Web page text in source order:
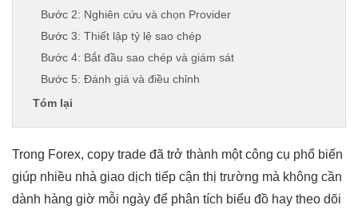
Bước 2: Nghiên cứu và chọn Provider
Bước 3: Thiết lập tỷ lệ sao chép
Bước 4: Bắt đầu sao chép và giám sát
Bước 5: Đánh giá và điều chỉnh
Tóm lại
Trong Forex, copy trade đã trở thành một công cụ phổ biến
giúp nhiều nhà giao dịch tiếp cận thị trường mà không cần
dành hàng giờ mỗi ngày để phân tích biểu đồ hay theo dõi